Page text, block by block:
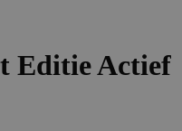
Editie Actief